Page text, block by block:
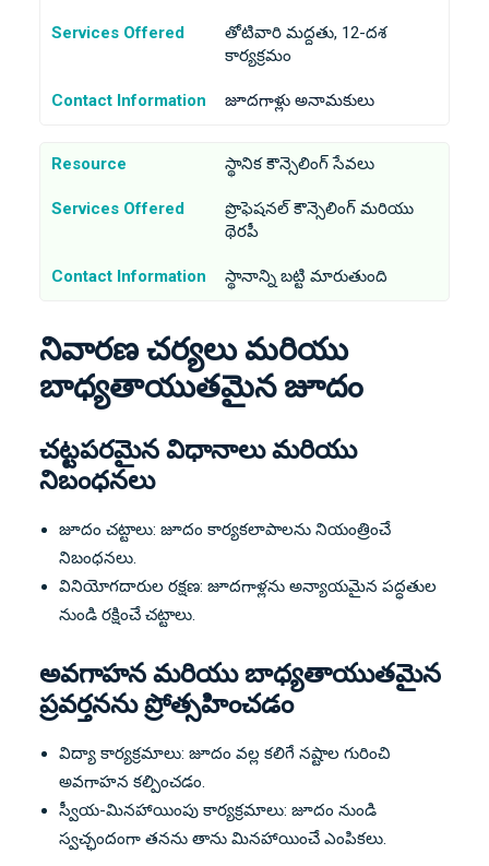
Services Offered
తోటివారి మద్దతు, 12-దశ
కార్యక్రమం
Contact Information జూదగాళ్లు అనామకులు
Resource స్థానిక కౌన్సెలింగ్ సేవలు
Services Offered
ప్రొఫెషనల్ కౌన్సెలింగ్ మరియు
థెరపీ
Contact Information స్థానాన్ని బట్టి మారుతుంది
నివారణ చర్యలు మరియు
బాధ్యతాయుతమైన జూదం
చట్టపరమైన విధానాలు మరియు
నిబంధనలు
జూదం చట్టాలు: జూదం కార్యకలాపాలను నియంత్రించే
నిబంధనలు.
వినియోగదారుల రక్షణ: జూదగాళ్లను అన్యాయమైన పద్ధతుల
నుండి రక్షించే చట్టాలు.
అవగాహన మరియు బాధ్యతాయుతమైన
ప్రవర్తనను ప్రోత్సహించడం
విద్యా కార్యక్రమాలు: జూదం వల్ల కలిగే నష్టాల గురించి
అవగాహన కల్పించడం.
స్వీయ-మినహాయింపు కార్యక్రమాలు: జూదం నుండి
స్వచ్ఛందంగా తనను తాను మినహాయించే ఎంపికలు.